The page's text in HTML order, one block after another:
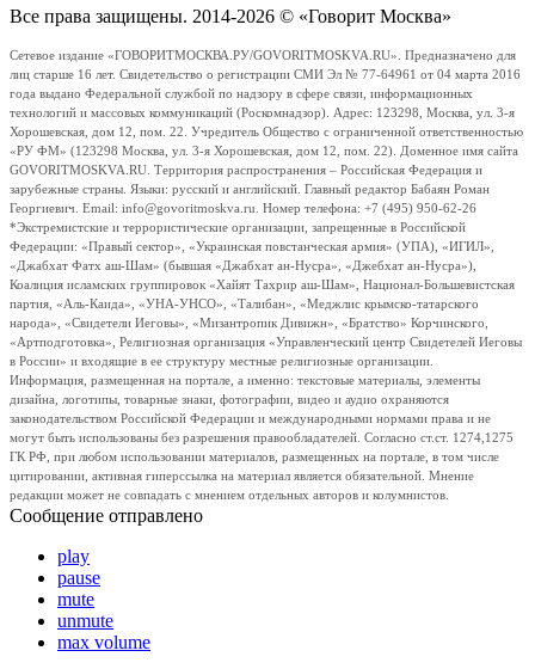
Все права защищены. 2014-2026 © «Говорит Москва»
Сетевое издание «ГОВОРИТМОСКВА.РУ/GOVORITMOSKVA.RU». Предназначено для
лиц старше 16 лет. Свидетельство о регистрации СМИ Эл № 77-64961 от 04 марта 2016
года выдано Федеральной службой по надзору в сфере связи, информационных
технологий и массовых коммуникаций (Роскомнадзор). Адрес: 123298, Москва, ул. 3-я
Хорошевская, дом 12, пом. 22. Учредитель Общество с ограниченной ответственностью
«РУ ФМ» (123298 Москва, ул. 3-я Хорошевская, дом 12, пом. 22). Доменное имя сайта
GOVORITMOSKVA.RU. Территория распространения – Российская Федерация и
зарубежные страны. Языки: русский и английский. Главный редактор Бабаян Роман
Георгиевич. Email: info@govoritmoskva.ru. Номер телефона: +7 (495) 950-62-26
*Экстремистские и террористические организации, запрещенные в Российской
Федерации: «Правый сектор», «Украинская повстанческая армия» (УПА), «ИГИЛ»,
«Джабхат Фатх аш-Шам» (бывшая «Джабхат ан-Нусра», «Джебхат ан-Нусра»),
Коалиция исламских группировок «Хайят Тахрир аш-Шам», Национал-Большевистская
партия, «Аль-Каида», «УНА-УНСО», «Талибан», «Меджлис крымско-татарского
народа», «Свидетели Иеговы», «Мизантропик Дивижн», «Братство» Корчинского,
«Артподготовка», Религиозная организация «Управленческий центр Свидетелей Иеговы
в России» и входящие в ее структуру местные религиозные организации.
Информация, размещенная на портале, а именно: текстовые материалы, элементы
дизайна, логотипы, товарные знаки, фотографии, видео и аудио охраняются
законодательством Российской Федерации и международными нормами права и не
могут быть использованы без разрешения правообладателей. Согласно ст.ст. 1274,1275
ГК РФ, при любом использовании материалов, размещенных на портале, в том числе
цитировании, активная гиперссылка на материал является обязательной. Мнение
редакции может не совпадать с мнением отдельных авторов и колумнистов.
Сообщение отправлено
play
pause
mute
unmute
max volume